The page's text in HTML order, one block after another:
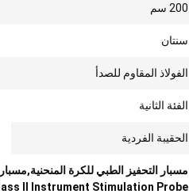
200 سم
سنتان
الفولاذ المقاوم للصدأ
الفئة الثانية
الحقيبة الفردية
مسبار التحفيز الطبي للكرة المنحنية,مسبار
II Instrument Stimulation Probe